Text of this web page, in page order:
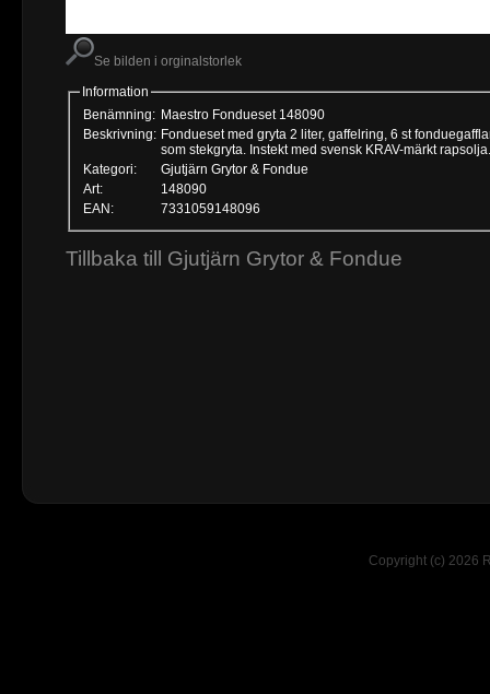
Se bilden i orginalstorlek
Information
Benämning: Maestro Fondueset 148090
Beskrivning: Fondueset med gryta 2 liter, gaffelring, 6 st
som stekgryta. Instekt med svensk KRAV-märkt rapsolja.
Kategori:
Gjutjärn Grytor & Fondue
Art:
148090
EAN:
7331059148096
Tillbaka till Gjutjärn Grytor & Fondue
Copyright (c) 2026